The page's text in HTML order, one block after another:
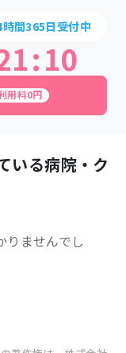
時間365日受付中
:10
用料0円
いる病院・ク
りませんでし